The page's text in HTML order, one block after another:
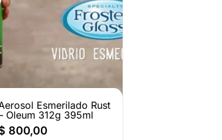
Esmerilado Rust
Oleum 312g 395ml
800,00